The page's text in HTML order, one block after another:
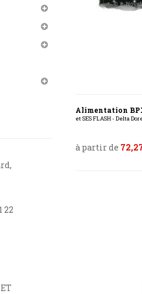
22
Alimentation
et SES FLASH - Delta
à partir de